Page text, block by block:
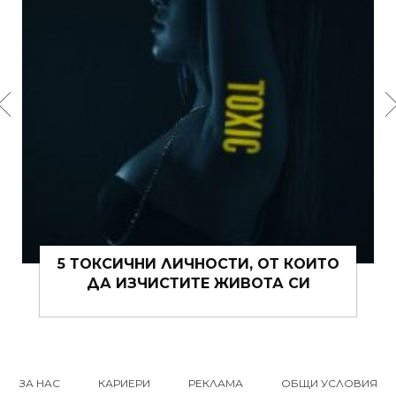
ОТ КОИТО
15 ЩИПКИ РОМАНТИКА
ВИ ТОВА ЛЯТО
ЗА НАС КАРИЕРИ РЕКЛАМА ОБЩИ УСЛОВИЯ